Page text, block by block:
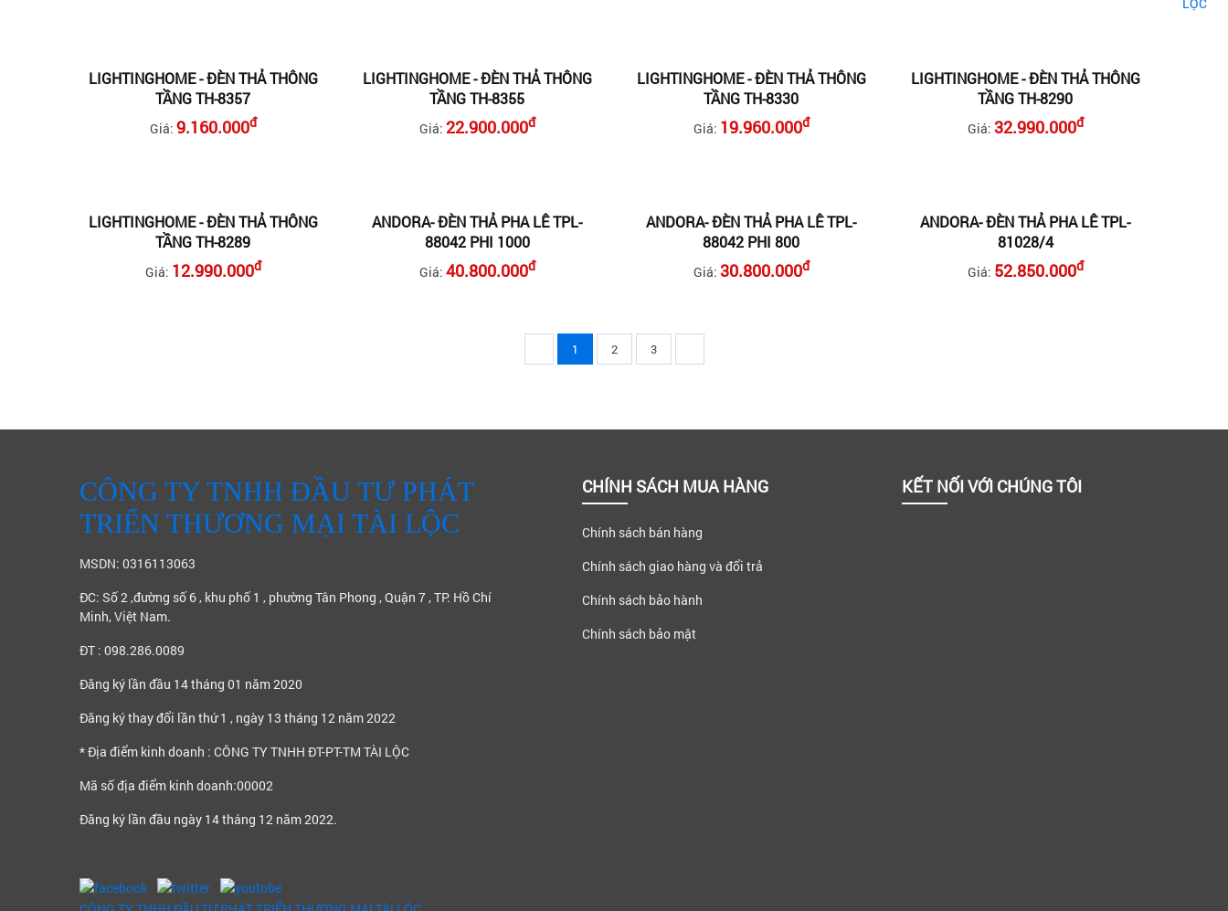
LIGHTINGHOME - ĐÈN THẢ THÔNG
TẦNG TH-8357
Giá: 9.160.000đ
LIGHTINGHOME - ĐÈN THẢ THÔNG
TẦNG TH-8355
Giá: 22.900.000đ
LIGHTINGHOME - ĐÈN THẢ THÔNG
TẦNG TH-8330
Giá: 19.960.000đ
LIGHTINGHOME - ĐÈN THẢ THÔNG
TẦNG TH-8290
Giá: 32.990.000đ
LIGHTINGHOME - ĐÈN THẢ THÔNG
TẦNG TH-8289
Giá: 12.990.000đ
ANDORA- ĐÈN THẢ PHA LÊ TPL-
88042 PHI 1000
Giá: 40.800.000đ
ANDORA- ĐÈN THẢ PHA LÊ TPL-
88042 PHI 800
Giá: 30.800.000đ
ANDORA- ĐÈN THẢ PHA LÊ TPL-
81028/4
Giá: 52.850.000đ
1 2 3
CÔNG TY TNHH ĐẦU TƯ PHÁT
TRIỂN THƯƠNG MẠI TÀI LỘC
MSDN: 0316113063
ĐC: Số 2 ,đường số 6 , khu phố 1 , phường Tân Phong , Quận 7 , TP. Hồ Chí
Minh, Việt Nam.
ĐT : 098.286.0089
Đăng ký lần đầu 14 tháng 01 năm 2020
Đăng ký thay đổi lần thứ 1 , ngày 13 tháng 12 năm 2022
* Địa điểm kinh doanh : CÔNG TY TNHH ĐT-PT-TM TÀI LỘC
Mã số địa điểm kinh doanh:00002
Đăng ký lần đầu ngày 14 tháng 12 năm 2022.
CHÍNH SÁCH MUA HÀNG
Chính sách bán hàng
Chính sách giao hàng và đổi trả
Chính sách bảo hành
Chính sách bảo mật
KẾT NỐI VỚI CHÚNG TÔI